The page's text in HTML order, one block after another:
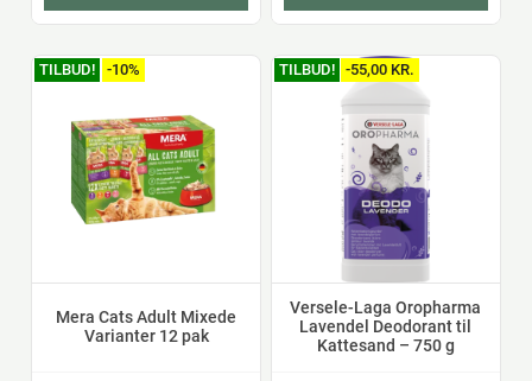
Mera Cats Adult Mixede
Varianter 12 pak
TILBUD! -10%
Versele-Laga Oropharma
Lavendel Deodorant til
Kattesand – 750 g
TILBUD! -55,00 KR.